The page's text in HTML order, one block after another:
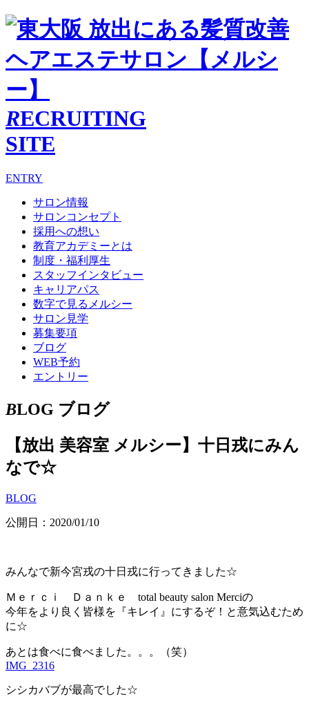
RECRUITING
SITE
ENTRY
サロン情報
サロンコンセプト
採用への想い
教育アカデミーとは
制度・福利厚生
スタッフインタビュー
キャリアパス
数字で見るメルシー
サロン見学
募集要項
ブログ
WEB予約
エントリー
BLOG ブログ
【放出 美容室 メルシー】十日戎にみん
なで☆
BLOG
公開日：2020/01/10
みんなで新今宮戎の十日戎に行ってきました☆
Ｍｅｒｃｉ Ｄａｎｋｅ total beauty salon Merciの
今年をより良く皆様を『キレイ』にするぞ！と意気込むため
に☆
あとは食べに食べました。。。（笑）
IMG_2316
シシカバブが最高でした☆